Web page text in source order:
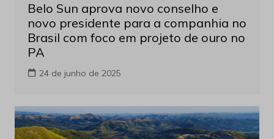
Belo Sun aprova novo conselho e
novo presidente para a companhia no
Brasil com foco em projeto de ouro no
PA
24 de junho de 2025